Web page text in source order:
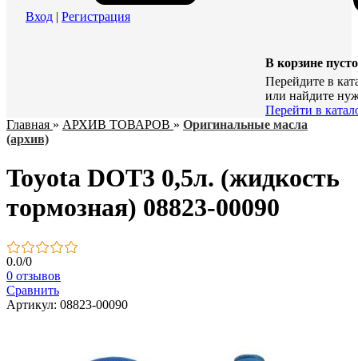
Вход | Регистрация
В корзине пусто
Перейдите в
или найдите
Перейти в
Главная » АРХИВ ТОВАРОВ » Оригинальные масла
(архив)
Toyota DOT3 0,5л. (жидкость
тормозная) 08823-00090
0.0/0
0 отзывов
Сравнить
Артикул: 08823-00090